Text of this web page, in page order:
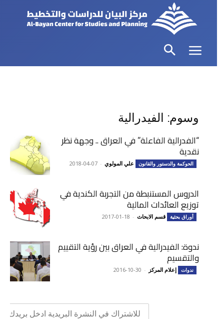
وسوم: الفيدرالية
“الفدرالية الفاعلة” في العراق .. وجهة نظر
نقدية
الحوكمة والدستور والقانون علي المولوي -
2018-04-07
الدروس المستنبطة من التجربة الكندية في
توزيع العائدات المالية
أوراق بحثية قسم الابحاث -
2017-01-18
ندوة: الفيدرالية في العراق بين رؤية التقييم
والتقسيم
ندوات إعلام المركز -
2016-10-30